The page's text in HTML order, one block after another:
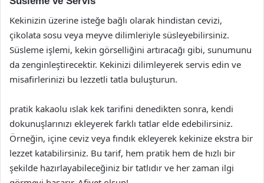
Kekinizin üzerine isteğe bağlı olarak hindistan cevizi,
çikolata sosu veya meyve dilimleriyle süsleyebilirsiniz.
Süsleme işlemi, kekin görselliğini artıracağı gibi, sunumunu
da zenginleştirecektir. Kekinizi dilimleyerek servis edin ve
misafirlerinizi bu lezzetli tatla buluşturun.
pratik kakaolu ıslak kek tarifini denedikten sonra, kendi
dokunuşlarınızı ekleyerek farklı tatlar elde edebilirsiniz.
Örneğin, içine ceviz veya fındık ekleyerek kekinize ekstra bir
lezzet katabilirsiniz. Bu tarif, hem pratik hem de hızlı bir
şekilde hazırlayabileceğiniz bir tatlıdır ve her zaman ilgi